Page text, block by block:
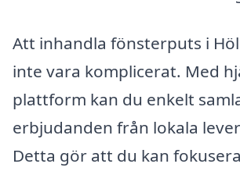
Att inhandla fönsterputs i
inte vara komplicerat. Med
plattform kan du enkelt
erbjudanden från lokala
Detta gör att du kan